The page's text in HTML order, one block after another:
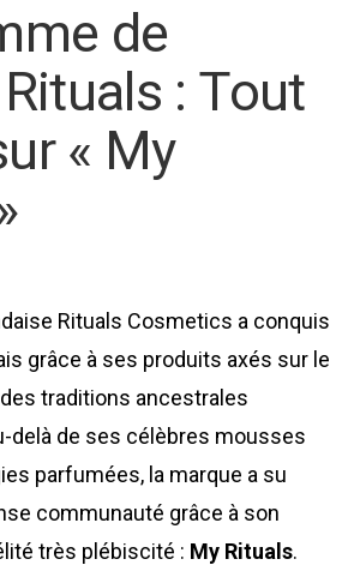
de
: Tout
« My
Rituals Cosmetics a conquis
grâce à ses produits axés sur le
traditions ancestrales
delà de ses célèbres mousses
parfumées, la marque a su
communauté grâce à son
très plébiscité : My Rituals.